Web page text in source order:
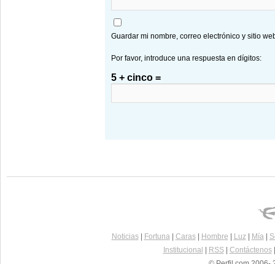
Guardar mi nombre, correo electrónico y sitio
Por favor, introduce una respuesta en dígitos:
5 + cinco =
Noticias| Fortuna| Caras| Hombre Luz| Mía|
Institucional
RSS| Contáctenos